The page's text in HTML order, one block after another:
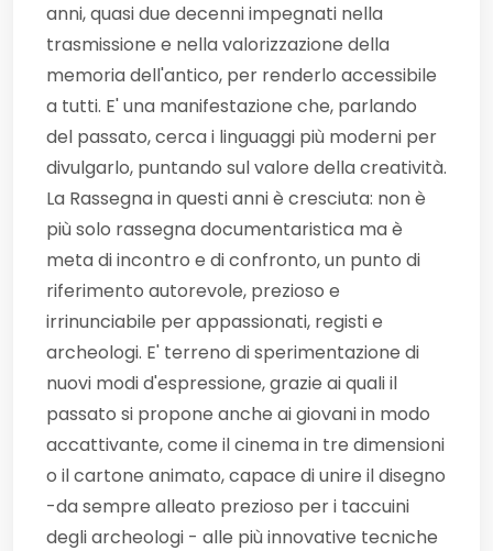
anni, quasi due decenni impegnati nella
trasmissione e nella valorizzazione della
memoria dell'antico, per renderlo accessibile
a tutti. E' una manifestazione che, parlando
del passato, cerca i linguaggi più moderni per
divulgarlo, puntando sul valore della creatività.
La Rassegna in questi anni è cresciuta: non è
più solo rassegna documentaristica ma è
meta di incontro e di confronto, un punto di
riferimento autorevole, prezioso e
irrinunciabile per appassionati, registi e
archeologi. E' terreno di sperimentazione di
nuovi modi d'espressione, grazie ai quali il
passato si propone anche ai giovani in modo
accattivante, come il cinema in tre dimensioni
o il cartone animato, capace di unire il disegno
-da sempre alleato prezioso per i taccuini
degli archeologi - alle più innovative tecniche